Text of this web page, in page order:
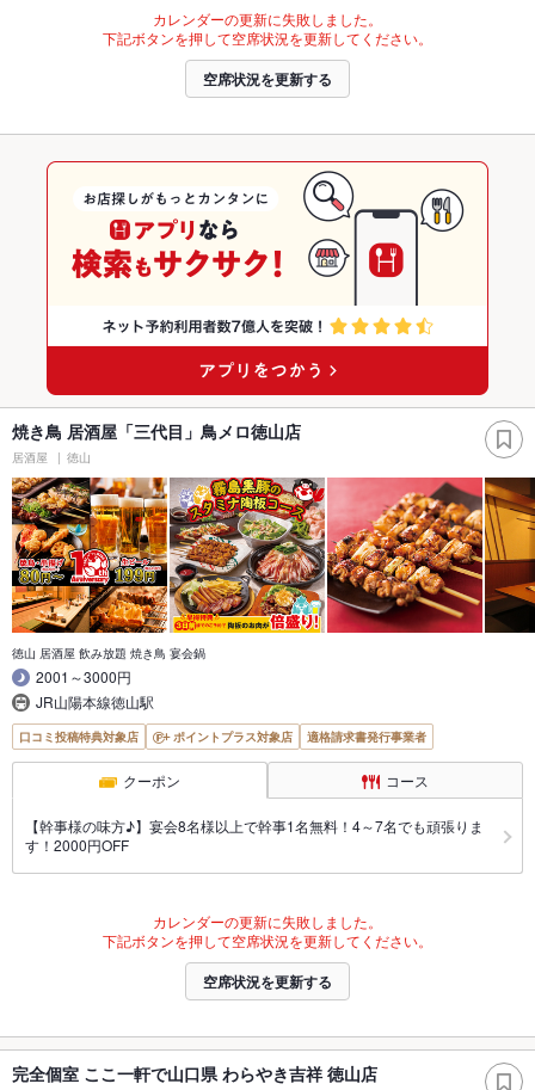
カレンダーの更新に失敗しました。
下記ボタンを押して空席状況を更新してください。
空席状況を更新する
焼き鳥 居酒屋「三代目」鳥メロ徳山店
居酒屋 徳山
徳山 居酒屋 飲み放題 焼き鳥 宴会鍋
2001～3000円
JR山陽本線徳山駅
口コミ投稿特典対象店 ポイントプラス対象店 適格請求書発行事業者
クーポン コース
【幹事様の味方♪】宴会8名様以上で幹事1名無料！4～7名でも頑張りま
す！2000円OFF
カレンダーの更新に失敗しました。
下記ボタンを押して空席状況を更新してください。
空席状況を更新する
完全個室 ここ一軒で山口県 わらやき吉祥 徳山店